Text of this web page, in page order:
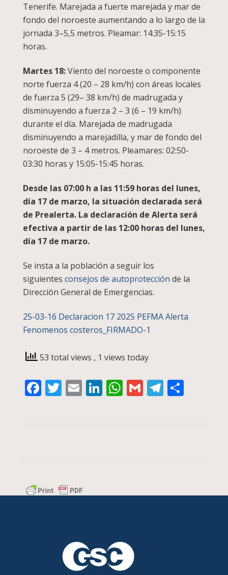
Tenerife. Marejada a fuerte marejada y mar de
fondo del noroeste aumentando a lo largo de la
jornada 3–5,5 metros. Pleamar: 14:35-15:15
horas.
Martes 18:Viento del noroeste o componente
norte fuerza 4 (20 – 28 km/h) con áreas locales
de fuerza 5 (29– 38 km/h) de madrugada y
disminuyendo a fuerza 2 – 3 (6 – 19 km/h)
durante el día. Marejada de madrugada
disminuyendo a marejadilla, y mar de fondo del
noroeste de 3 – 4 metros. Pleamares: 02:50-
03:30 horas y 15:05-15:45 horas.
Desde las 07:00 h a las 11:59 horas del lunes,
día 17 de marzo, la situación declarada será
de Prealerta. La declaración de Alerta será
efectiva a partir de las 12:00 horas del lunes,
día 17 de marzo.
Se insta a la población a seguir los
siguientes consejos de autoprotección de la
Dirección General de Emergencias.
25-03-16 Declaracion 17 2025 PEFMA Alerta
Fenomenos costeros_FIRMADO-1
53 total views , 1 views today
Facebook
Twitter
EmailLinkedIn
WhatsApp
Gmail